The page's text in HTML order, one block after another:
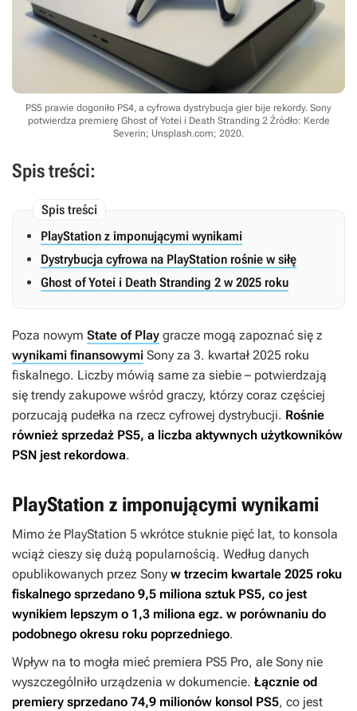
PS5 prawie dogoniło PS4, a cyfrowa dystrybucja gier bije rekordy. Sony
potwierdza premierę Ghost of Yotei i Death Stranding 2 Źródło: Kerde
Severin; Unsplash.com; 2020.
Spis treści:
PlayStation z imponującymi wynikami
Dystrybucja cyfrowa na PlayStation rośnie w siłę
Ghost of Yotei i Death Stranding 2 w 2025 roku
Poza nowym State of Play gracze mogą zapoznać się z
wynikami finansowymi Sony za 3. kwartał 2025 roku
fiskalnego. Liczby mówią same za siebie – potwierdzają
się trendy zakupowe wśród graczy, którzy coraz częściej
porzucają pudełka na rzecz cyfrowej dystrybucji. Rośnie
również sprzedaż PS5, a liczba aktywnych użytkowników
PSN jest rekordowa.
PlayStation z imponującymi wynikami
Mimo że PlayStation 5 wkrótce stuknie pięć lat, to konsola
wciąż cieszy się dużą popularnością. Według danych
opublikowanych przez Sony w trzecim kwartale 2025 roku
fiskalnego sprzedano 9,5 miliona sztuk PS5, co jest
wynikiem lepszym o 1,3 miliona egz. w porównaniu do
podobnego okresu roku poprzedniego.
Wpływ na to mogła mieć premiera PS5 Pro, ale Sony nie
wyszczególniło urządzenia w dokumencie. Łącznie od
premiery sprzedano 74,9 milionów konsol PS5, co jest